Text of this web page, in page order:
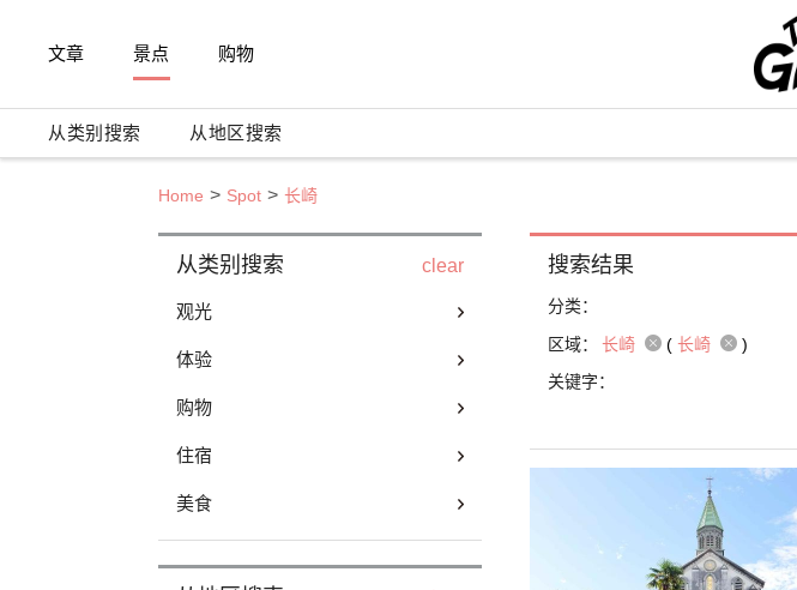
文章 景点 购物
从类别搜索 从地区搜索
Home Spot 长崎
从类别搜索 clear
观光
体验
购物
住宿
美食
搜索结果
分类：
区域：
长崎 ( 长崎
)
关键字：